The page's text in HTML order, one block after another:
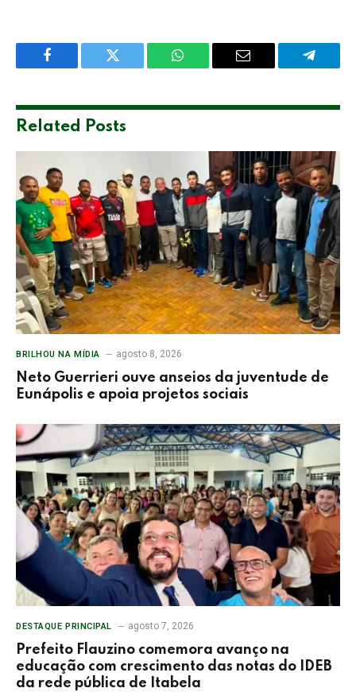
Facebook Twitter WhatsApp Email
Related Posts
BRILHOU NA MÍDIA agosto 8, 2026
Neto Guerrieri ouve anseios da juventude de
Eunápolis e apoia projetos sociais
DESTAQUE PRINCIPAL agosto 7, 2026
Prefeito Flauzino comemora avanço na
educação com crescimento das notas do IDEB
da rede pública de Itabela